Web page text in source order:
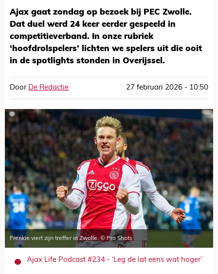
Ajax gaat zondag op bezoek bij PEC Zwolle.
Dat duel werd 24 keer eerder gespeeld in
competitieverband. In onze rubriek
‘hoofdrolspelers’ lichten we spelers uit die ooit
in de spotlights stonden in Overijssel.
Door De Redactie 27 februari 2026 - 10:50
Frenkie viert zijn treffer in Zwolle. © Pro Shots
Ajax Life Podcast #234 - ‘Leg de lat eens wat hoger’